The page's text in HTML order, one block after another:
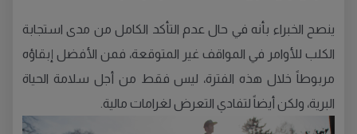
ينصح الخبراء بأنه في حال عدم التأكد الكامل من مدى استجابة
الكلب للأوامر في المواقف غير المتوقعة، فمن الأفضل إبقاؤه
مربوطاً خلال هذه الفترة، ليس فقط من أجل سلامة الحياة
البرية، ولكن أيضاً لتفادي التعرض لغرامات مالية.